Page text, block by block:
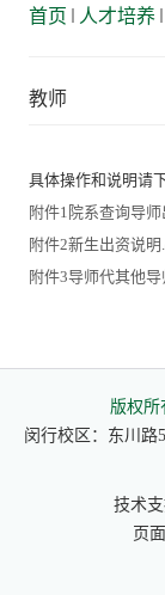
首页 人才培养
教师
具体操作和说明请
附件1院系查询导
附件2新生出资说明
附件3导师代其他
版权所
闵行校区：东川
技术
页